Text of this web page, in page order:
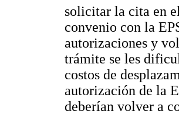
solicitar la cita en
convenio con la
autorizaciones y
trámite se les
costos de
autorización de la
deberían volver a